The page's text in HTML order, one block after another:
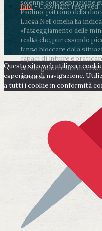
solenne concelebrazione
Paolino, patrono della
Lucca.Nell’omelia ha
«l’atteggiamento delle
realtà che, pur essendo
fanno bloccare dalla
capaci di intuire e
cui sorgono realtà
inedite».
Info- Copyright reserved
Questo sito web utilizza i
esperienza di navigazione.
a tutti i cookie in conformità